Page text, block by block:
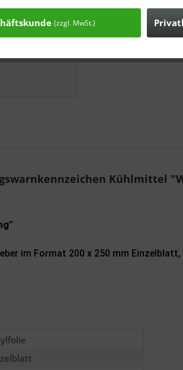
Kühlmittel
im Format 200 x 250 mm
(zzgl. MwSt.)